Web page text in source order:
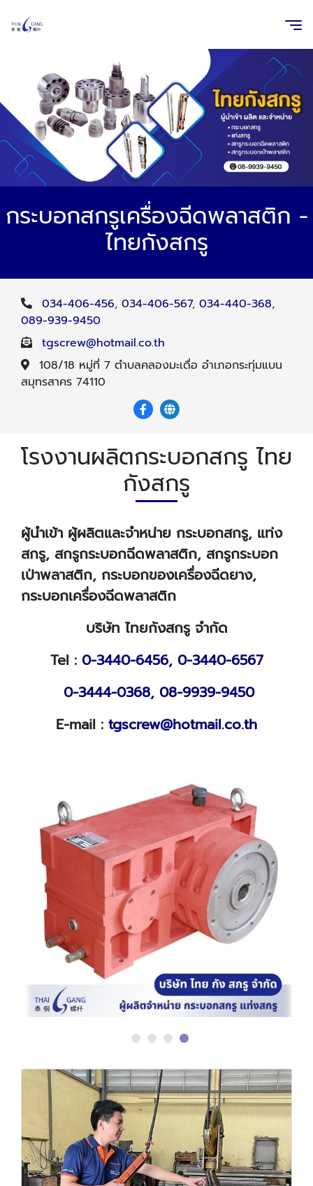
กระบอกสกรูเครื่องฉีดพลาสติก -
ไทยกังสกรู
034-406-456, 034-406-567, 034-440-368,
089-939-9450
tgscrew@hotmail.co.th
108/18 หมู่ที่ 7 ตำบลคลองมะเดื่อ อำเภอกระทุ่มแบน
สมุทรสาคร 74110
โรงงานผลิตกระบอกสกรู ไทย
กังสกรู
ผู้นำเข้า ผู้ผลิตและจำหน่าย กระบอกสกรู, แท่ง
สกรู, สกรูกระบอกฉีดพลาสติก, สกรูกระบอก
เป่าพลาสติก, กระบอกของเครื่องฉีดยาง,
กระบอกเครื่องฉีดพลาสติก
บริษัท ไทยกังสกรู จำกัด
Tel : 0-3440-6456, 0-3440-6567
0-3444-0368, 08-9939-9450
E-mail : tgscrew@hotmail.co.th